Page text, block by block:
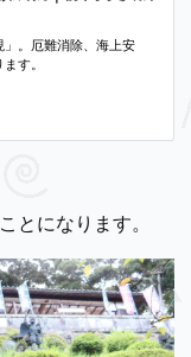
とになります。